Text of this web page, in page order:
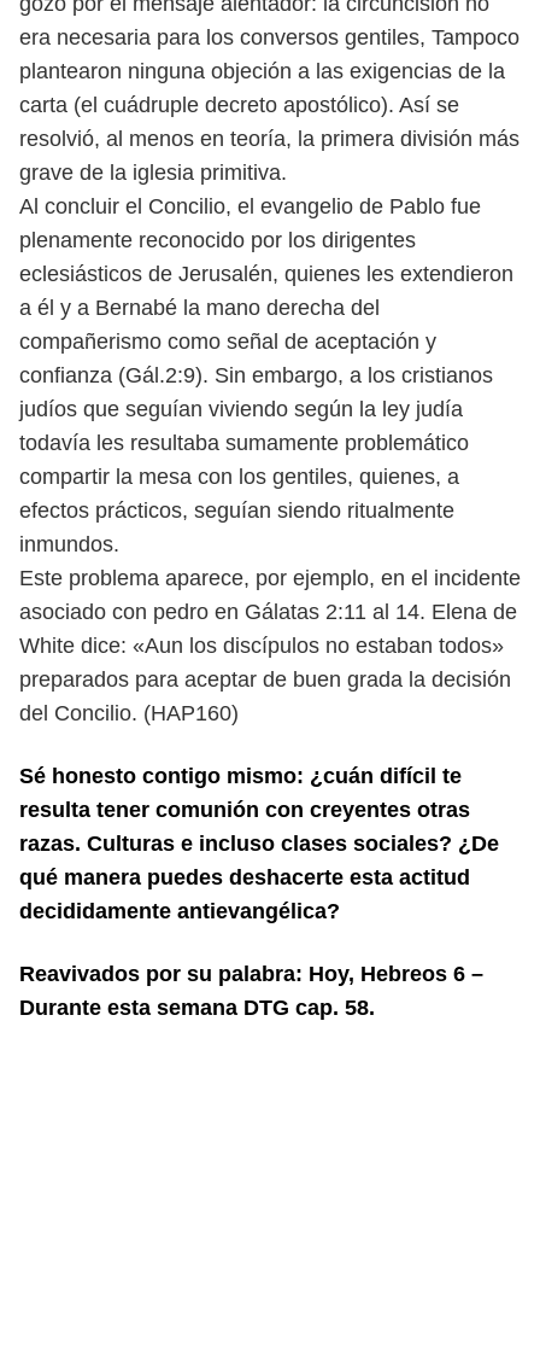
era necesaria para los conversos gentiles, Tampoco
plantearon ninguna objeción a las exigencias de la
carta (el cuádruple decreto apostólico). Así se
resolvió, al menos en teoría, la primera división más
grave de la iglesia primitiva.
Al concluir el Concilio, el evangelio de Pablo fue
plenamente reconocido por los dirigentes
eclesiásticos de Jerusalén, quienes les extendieron
a él y a Bernabé la mano derecha del
compañerismo como señal de aceptación y
confianza (Gál.2:9). Sin embargo, a los cristianos
judíos que seguían viviendo según la ley judía
todavía les resultaba sumamente problemático
compartir la mesa con los gentiles, quienes, a
efectos prácticos, seguían siendo ritualmente
inmundos.
Este problema aparece, por ejemplo, en el incidente
asociado con pedro en Gálatas 2:11 al 14. Elena de
White dice: «Aun los discípulos no estaban todos»
preparados para aceptar de buen grada la decisión
del Concilio. (HAP160)
Sé honesto contigo mismo: ¿cuán difícil te
resulta tener comunión con creyentes otras
razas. Culturas e incluso clases sociales? ¿De
qué manera puedes deshacerte esta actitud
decididamente antievangélica?
Reavivados por su palabra: Hoy, Hebreos 6 –
Durante esta semana DTG cap. 58.